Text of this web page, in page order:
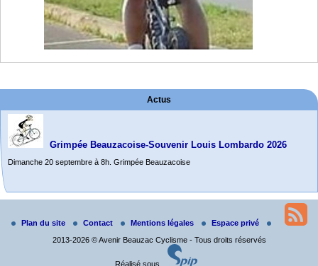
Actus
Grimpée Beauzacoise-Souvenir Louis Lombardo 2026
Dimanche 20 septembre à 8h. Grimpée Beauzacoise
Randonnée itinérante dans l’Aveyron.
Du 19 au 21 juin
Plan du site Contact Mentions légales
Espace privé
2013-2026 © Avenir Beauzac Cyclisme - Tous droits réservés
Réalisé sous